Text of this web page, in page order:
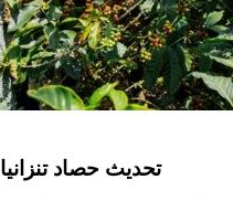
تحديث حصاد تنزانيا 2026 – تقدم أرابيكا وروبوستا